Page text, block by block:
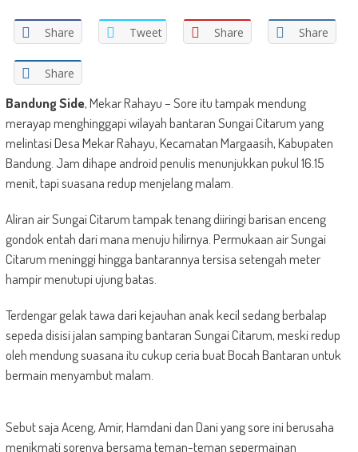
Share Tweet Share Share
Share
Bandung Side, Mekar Rahayu – Sore itu tampak mendung
merayap menghinggapi wilayah bantaran Sungai Citarum yang
melintasi Desa Mekar Rahayu, Kecamatan Margaasih, Kabupaten
Bandung. Jam dihape android penulis menunjukkan pukul 16.15
menit, tapi suasana redup menjelang malam.
Aliran air Sungai Citarum tampak tenang diiringi barisan enceng
gondok entah dari mana menuju hilirnya. Permukaan air Sungai
Citarum meninggi hingga bantarannya tersisa setengah meter
hampir menutupi ujung batas.
Terdengar gelak tawa dari kejauhan anak kecil sedang berbalap
sepeda disisi jalan samping bantaran Sungai Citarum, meski redup
oleh mendung suasana itu cukup ceria buat Bocah Bantaran untuk
bermain menyambut malam.
Sebut saja Aceng, Amir, Hamdani dan Dani yang sore ini berusaha
menikmati sorenya bersama teman-teman sepermainan